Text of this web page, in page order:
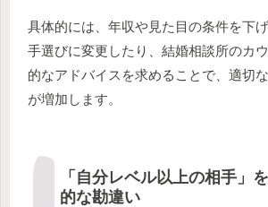
具体的には、年収や見た目の条件を下
手選びに変更したり、結婚相談所のカ
的なアドバイスを求めることで、適切
が増加します。
「自分レベル以上の相手」
的な勘違い